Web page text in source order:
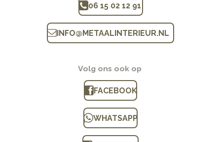
06 15 02 12 91
INFO@METAALINTERIEUR.NL
Volg ons ook op
FACEBOOK
WHATSAPP